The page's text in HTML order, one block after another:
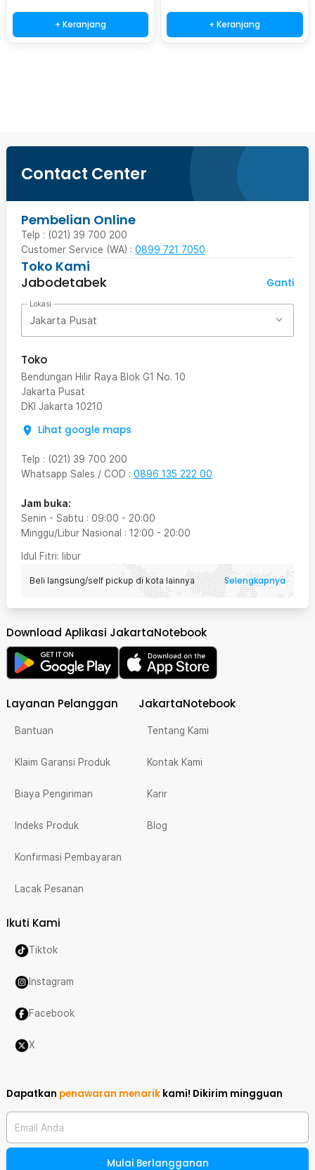
+ Keranjang + Keranjang
Contact Center
Pembelian Online
Telp : (021) 39 700 200
Customer Service (WA) : 0899 721 7050
Toko Kami
Jabodetabek
Ganti
Lokasi
Jakarta Pusat
Toko
Bendungan Hilir Raya Blok G1 No. 10
Jakarta Pusat
DKI Jakarta 10210
Lihat google maps
Telp : (021) 39 700 200
Whatsapp Sales / COD : 0896 135 222 00
Jam buka:
Senin - Sabtu : 09:00 - 20:00
Minggu/Libur Nasional : 12:00 - 20:00
Idul Fitri: libur
Beli langsung/self pickup di kota lainnya Selengkapnya
Download Aplikasi JakartaNotebook
Layanan Pelanggan
Bantuan
Klaim Garansi Produk
Biaya Pengiriman
Indeks Produk
Konfirmasi Pembayaran
Lacak Pesanan
JakartaNotebook
Tentang Kami
Kontak Kami
Karir
Blog
Ikuti Kami
Tiktok
Instagram
Facebook
X
Dapatkan penawaran menarik kami! Dikirim mingguan
Email Anda
Mulai Berlangganan